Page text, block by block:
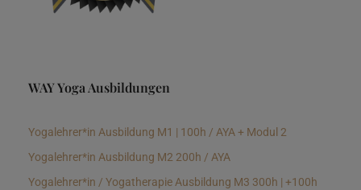
WAY Yoga Ausbildungen
Yogalehrer*in Ausbildung M1 | 100h / AYA + Modul 2
Yogalehrer*in Ausbildung M2 200h / AYA
Yogalehrer*in / Yogatherapie Ausbildung M3 300h | +100h